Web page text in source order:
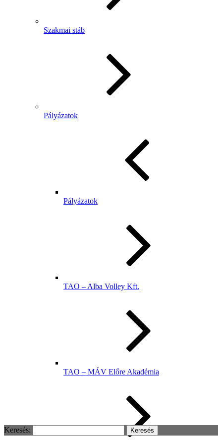
Szakmai stáb
Pályázatok
Pályázatok
TAO – Alba Volley Kft.
TAO – MÁV Előre Akadémia
Keresés: